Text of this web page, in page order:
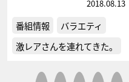
2018.08.13
番組情報
バラエティ
激レアさんを連れてきた。